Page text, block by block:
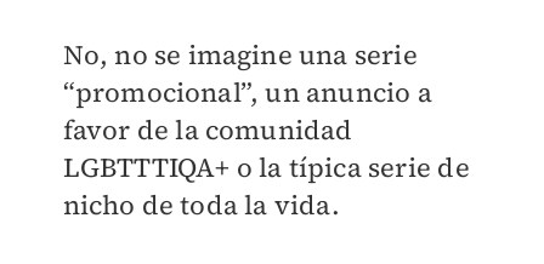
No, no se imagine una serie
“promocional”, un anuncio a
favor de la comunidad
LGBTTTIQA+ o la típica serie de
nicho de toda la vida.